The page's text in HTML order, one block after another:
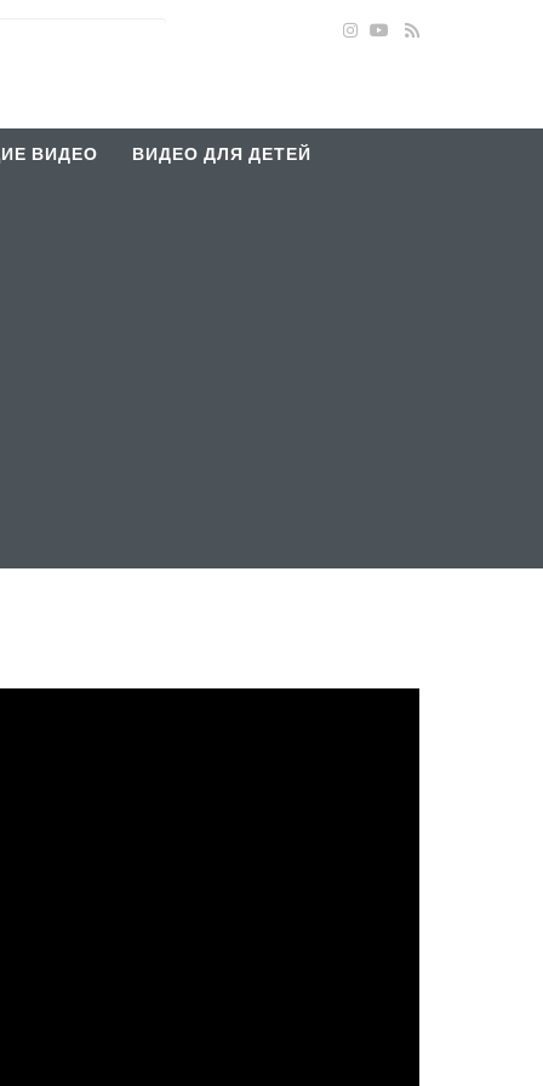
ВИДЕО ВИДЕО ДЛЯ ДЕТЕЙ